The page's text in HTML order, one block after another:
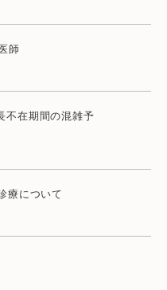
師
不在期間の混雑予
療について